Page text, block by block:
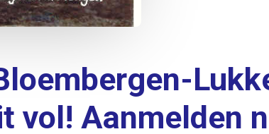
vol! Aanmelden